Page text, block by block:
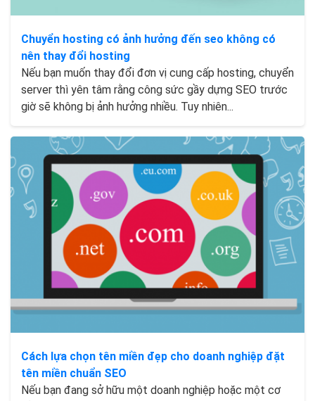
Chuyển hosting có ảnh hưởng đến seo không có
nên thay đổi hosting
Nếu bạn muốn thay đổi đơn vị cung cấp hosting, chuyển
server thì yên tâm rằng công sức gầy dựng SEO trước
giờ sẽ không bị ảnh hưởng nhiều. Tuy nhiên...
Cách lựa chọn tên miền đẹp cho doanh nghiệp đặt
tên miền chuẩn SEO
Nếu bạn đang sở hữu một doanh nghiệp hoặc một cơ